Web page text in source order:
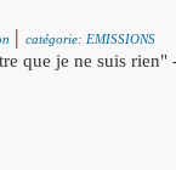
| catégorie: EMISSIONS
que je ne suis